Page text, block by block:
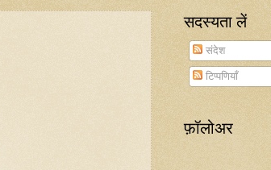
सदस्यता लें
संदेश
टिप्पणियाँ
फ़ॉलोअर